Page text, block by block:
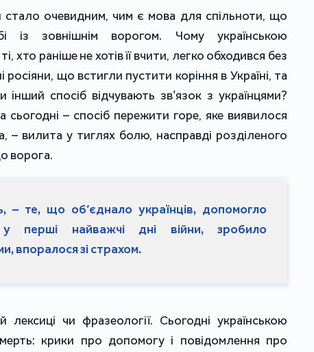
стало очевидним, чим є мова для спільноти, що
із зовнішнім ворогом. Чому українською
хто раніше не хотів її вчити, легко обходився без
росіяни, що встигли пустити коріння в Україні, та
інший спосіб відчувають зв’язок з українцями?
– спосіб пережити горе, яке виявилося
– вилита у тиглях болю, насправді розділеного
ворога.
– те, що об’єднало українців, допомогло
у перші найважчі дні війни, зробило
впоралося зі страхом.
чи фразеології. Сьогодні українською
крики про допомогу і повідомлення про